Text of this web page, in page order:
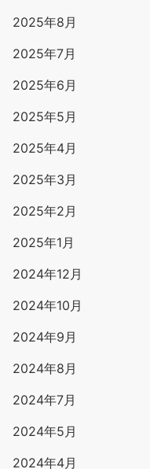
2025年8月
2025年7月
2025年6月
2025年5月
2025年4月
2025年3月
2025年2月
2025年1月
2024年12月
2024年10月
2024年9月
2024年8月
2024年7月
2024年5月
2024年4月